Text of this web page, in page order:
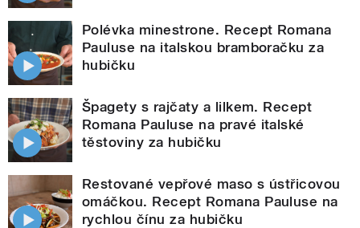
Polévka minestrone. Recept Romana
Pauluse na italskou bramboračku za
hubičku
Špagety s rajčaty a lilkem. Recept
Romana Pauluse na pravé italské
těstoviny za hubičku
Restované vepřové maso s ústřicovou
omáčkou. Recept Romana Pauluse na
rychlou čínu za hubičku